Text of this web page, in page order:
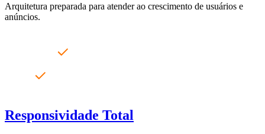
Arquitetura preparada para atender ao crescimento de usuários e
anúncios.
Responsividade Total